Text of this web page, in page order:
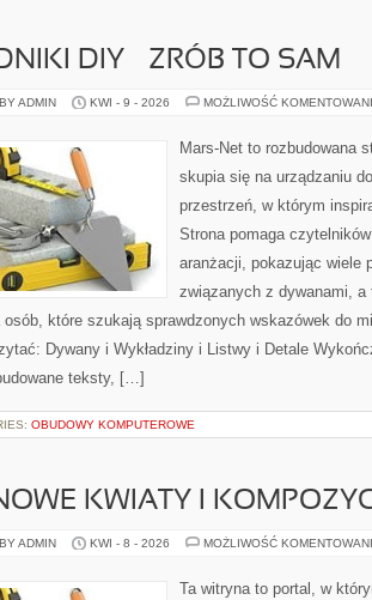
DIY – ZRÓB TO SAM
ADMIN KWI - 9 - 2026 MOŻLIWOŚĆ
Mars-Net to rozbudowana
skupia się na urządzaniu
przestrzeń, w którym
Strona pomaga
aranżacji, pokazując wiele
związanych z dywanami, a
osób, które szukają sprawdzonych wskazówek do
Dywany i Wykładziny i Listwy i Detale
teksty, […]
OBUDOWY KOMPUTEROWE
KWIATY I
ADMIN KWI - 8 - 2026 MOŻLIWOŚĆ
Ta witryna to portal, w